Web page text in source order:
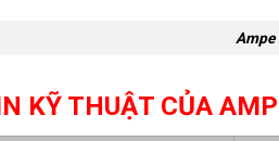
KỸ THUẬT CỦA